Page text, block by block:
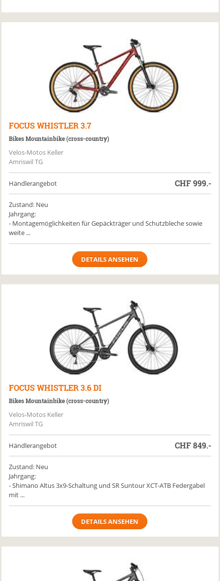
FOCUS WHISTLER 3.7
Bikes Mountainbike (cross-country)
Velos-Motos Keller
Amriswil TG
Händlerangebot CHF999.-
Zustand: Neu
Jahrgang:
- Montagemöglichkeiten für Gepäckträger und Schutzbleche sowie
weite ...
DETAILS ANSEHEN
FOCUS WHISTLER 3.6 DI
Bikes Mountainbike (cross-country)
Velos-Motos Keller
Amriswil TG
Händlerangebot CHF849.-
Zustand: Neu
Jahrgang:
- Shimano Altus 3x9-Schaltung und SR Suntour XCT-ATB Federgabel
mit ...
DETAILS ANSEHEN